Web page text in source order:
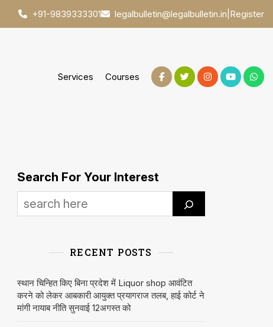
+91-9839333301 legalbulletin@legalbulletin.in Register
Services Courses
Search For Your Interest
RECENT POSTS
स्थान चिन्हित किए बिना प्रदेश में Liquor shop आवंटित
करने को लेकर आबकारी आयुक्त प्रयागराज तलब, हाई कोर्ट ने
मांगी नायाब नीति सुनवाई 12अगस्त को